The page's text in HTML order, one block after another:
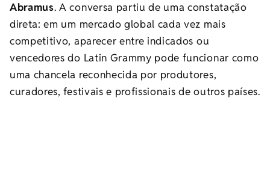
Abramus. A conversa partiu de uma constatação
direta: em um mercado global cada vez mais
competitivo, aparecer entre indicados ou
vencedores do Latin Grammy pode funcionar como
uma chancela reconhecida por produtores,
curadores, festivais e profissionais de outros países.